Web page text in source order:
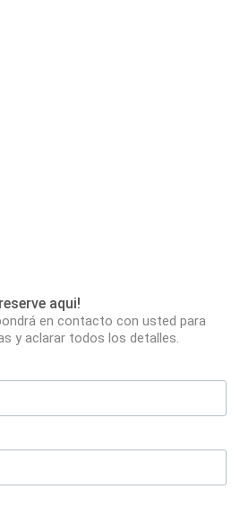
aqui!
en contacto con usted para
y aclarar todos los detalles.